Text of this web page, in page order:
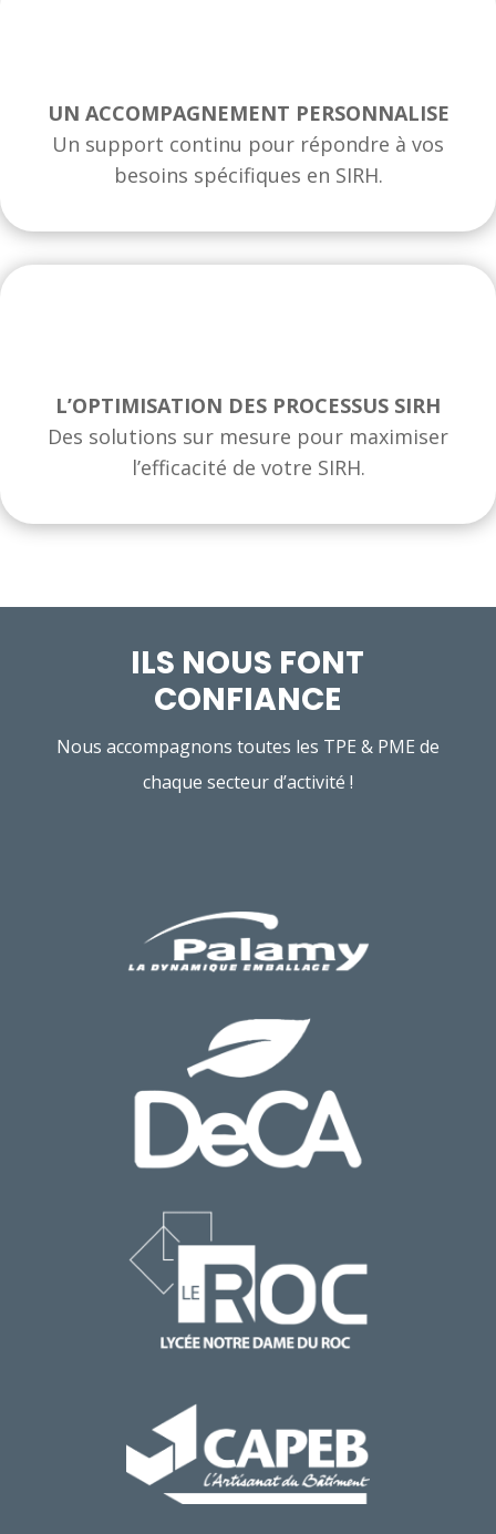
UN ACCOMPAGNEMENT PERSONNALISE
Un support continu pour répondre à vos
besoins spécifiques en SIRH.
L’OPTIMISATION DES PROCESSUS SIRH
Des solutions sur mesure pour maximiser
l’efficacité de votre SIRH.
ILS NOUS FONT
CONFIANCE
Nous accompagnons toutes les TPE & PME de
chaque secteur d’activité !